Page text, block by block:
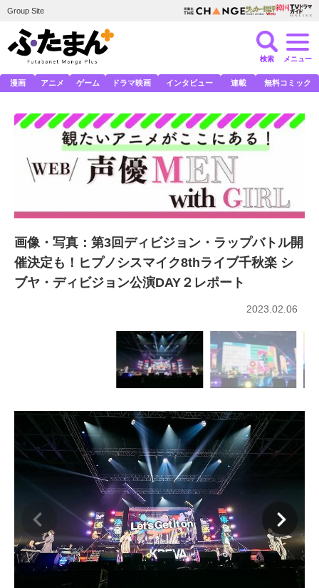
Group Site
検索 メニュー
漫画 アニメ ゲーム ドラマ映画 インタビュー 連載 無料コミック
画像・写真：第3回ディビジョン・ラップバトル開
催決定も！ヒプノシスマイク8thライブ千秋楽 シ
ブヤ・ディビジョン公演DAY２レポート
2023.02.06